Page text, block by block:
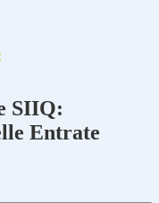
SIIQ:
Entrate